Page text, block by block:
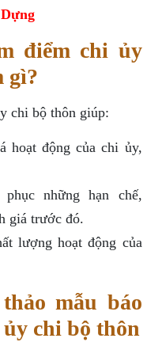
điểm chi ủy
gì?
chi bộ thôn giúp:
hoạt động của chi ủy,
những hạn chế,
giá trước đó.
lượng hoạt động của
mẫu báo
chi bộ thôn